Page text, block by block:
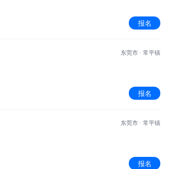
报名
东莞市 · 常平镇
报名
东莞市 · 常平镇
报名